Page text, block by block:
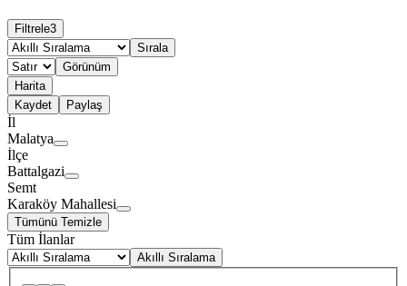
Filtrele3
Sırala
Görünüm
Harita
Kaydet
Paylaş
İl
Malatya
İlçe
Battalgazi
Semt
Karaköy Mahallesi
Tümünü Temizle
Tüm İlanlar
Akıllı Sıralama